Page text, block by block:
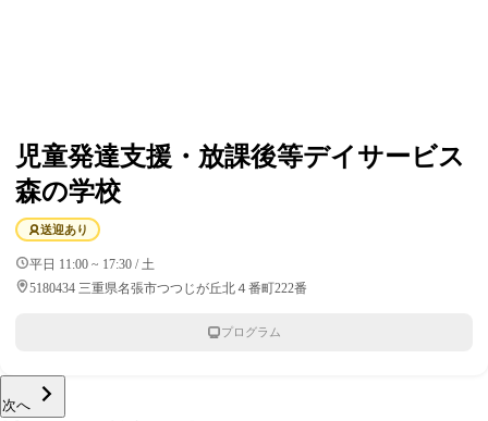
児童発達支援・放課後等デイサービス
森の学校
送迎あり
平日 11:00 ~ 17:30 / 土
5180434 三重県名張市つつじが丘北４番町222番
プログラム
次へ